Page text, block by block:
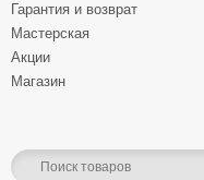
Гарантия и возврат
Мастерская
Акции
Магазин